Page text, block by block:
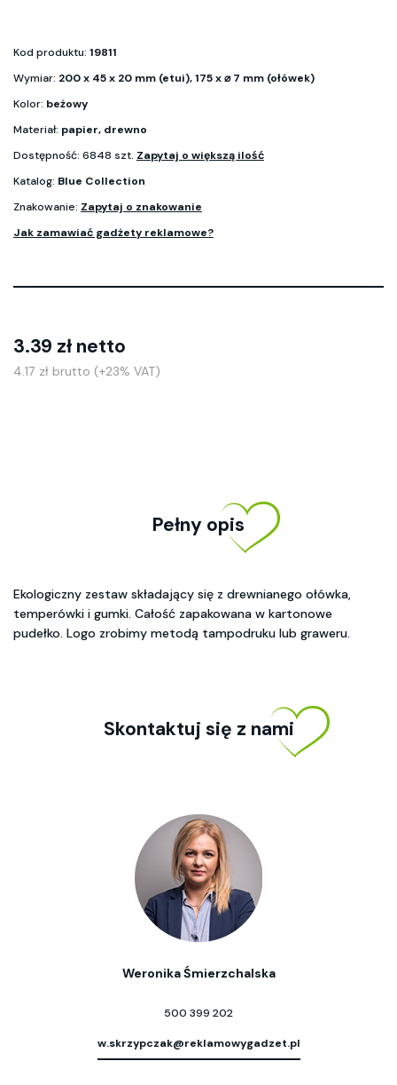
Kod produktu: 19811
Wymiar: 200 x 45 x 20 mm (etui), 175 x ⌀ 7 mm (ołówek)
Kolor: beżowy
Materiał: papier, drewno
Dostępność: 6848 szt. Zapytaj o większą ilość
Katalog: Blue Collection
Znakowanie: Zapytaj o znakowanie
Jak zamawiać gadżety reklamowe?
3.39 zł netto
4.17 zł brutto (+23% VAT)
Pełny opis
Ekologiczny zestaw składający się z drewnianego ołówka,
temperówki i gumki. Całość zapakowana w kartonowe
pudełko. Logo zrobimy metodą tampodruku lub graweru.
Skontaktuj się z nami
Weronika Śmierzchalska
500 399 202
w.skrzypczak@reklamowygadzet.pl